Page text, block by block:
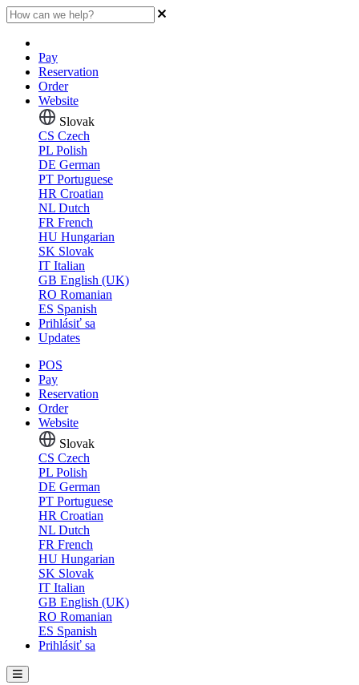
Pay
Reservation
Order
Website
Slovak
CS Czech
PL Polish
DE German
PT Portuguese
HR Croatian
NL Dutch
FR French
HU Hungarian
SK Slovak
IT Italian
GB English (UK)
RO Romanian
ES Spanish
Prihlásiť sa
Updates
POS
Pay
Reservation
Order
Website
Slovak
CS Czech
PL Polish
DE German
PT Portuguese
HR Croatian
NL Dutch
FR French
HU Hungarian
SK Slovak
IT Italian
GB English (UK)
RO Romanian
ES Spanish
Prihlásiť sa